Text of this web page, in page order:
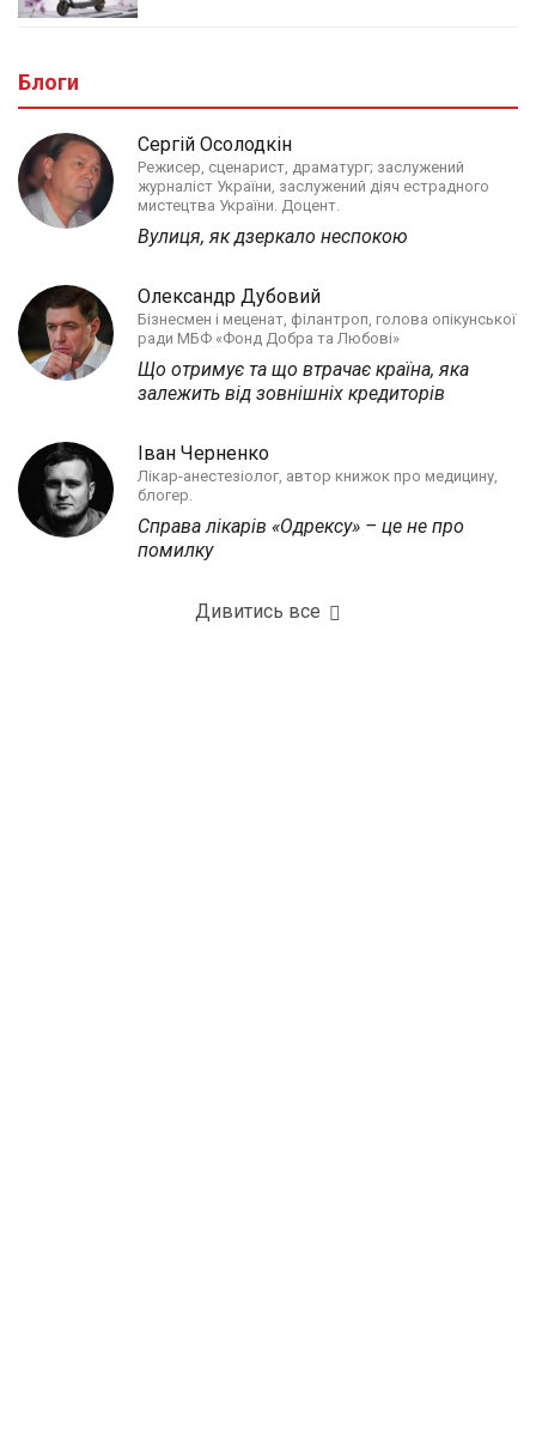
Блоги
Сергій Осолодкін
Режисер, сценарист, драматург; заслужений
журналіст України, заслужений діяч естрадного
мистецтва України. Доцент.
Вулиця, як дзеркало неспокою
Олександр Дубовий
Бізнесмен і меценат, філантроп, голова опікунської
ради МБФ «Фонд Добра та Любові»
Що отримує та що втрачає країна, яка
залежить від зовнішніх кредиторів
Іван Черненко
Лікар-анестезіолог, автор книжок про медицину,
блогер.
Справа лікарів «Одрексу» – це не про
помилку
Дивитись все